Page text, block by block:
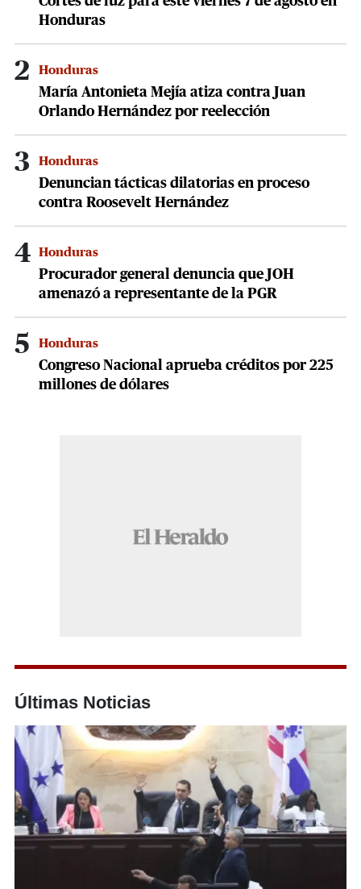
Honduras
2 Honduras
María Antonieta Mejía atiza contra Juan
Orlando Hernández por reelección
3 Honduras
Denuncian tácticas dilatorias en proceso
contra Roosevelt Hernández
4 Honduras
Procurador general denuncia que JOH
amenazó a representante de la PGR
5 Honduras
Congreso Nacional aprueba créditos por 225
millones de dólares
Últimas Noticias